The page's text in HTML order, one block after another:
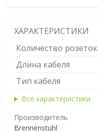
ХАРАКТЕРИСТИКИ
Количество розеток
Длина кабеля
Тип кабеля
Все характеристики
Производитель
Brennenstuhl